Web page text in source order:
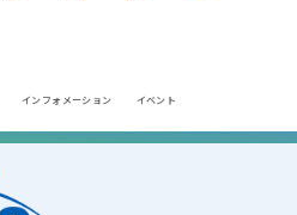
インフォメーション イベント